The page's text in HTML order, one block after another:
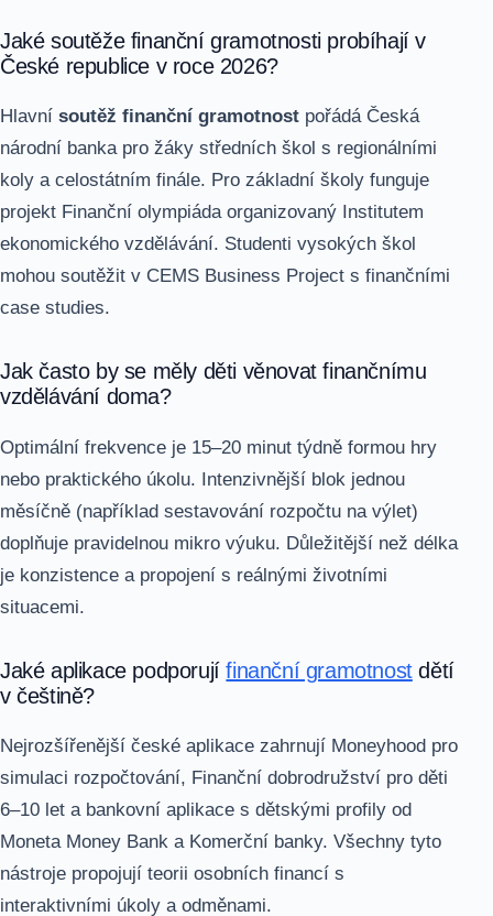
Jaké soutěže finanční gramotnosti probíhají v
České republice v roce 2026?
Hlavní soutěž finanční gramotnost pořádá Česká
národní banka pro žáky středních škol s regionálními
koly a celostátním finále. Pro základní školy funguje
projekt Finanční olympiáda organizovaný Institutem
ekonomického vzdělávání. Studenti vysokých škol
mohou soutěžit v CEMS Business Project s finančními
case studies.
Jak často by se měly děti věnovat finančnímu
vzdělávání doma?
Optimální frekvence je 15–20 minut týdně formou hry
nebo praktického úkolu. Intenzivnější blok jednou
měsíčně (například sestavování rozpočtu na výlet)
doplňuje pravidelnou mikro výuku. Důležitější než délka
je konzistence a propojení s reálnými životními
situacemi.
Jaké aplikace podporujífinanční gramotnostdětí
v češtině?
Nejrozšířenější české aplikace zahrnují Moneyhood pro
simulaci rozpočtování, Finanční dobrodružství pro děti
6–10 let a bankovní aplikace s dětskými profily od
Moneta Money Bank a Komerční banky. Všechny tyto
nástroje propojují teorii osobních financí s
interaktivními úkoly a odměnami.